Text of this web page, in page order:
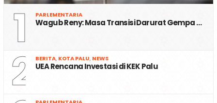
1 PARLEMENTARIA
Wagub Reny: Masa Transisi Darurat Gempa …
2 BERITA, KOTA PALU, NEWS
UEA Rencana Investasi di KEK Palu